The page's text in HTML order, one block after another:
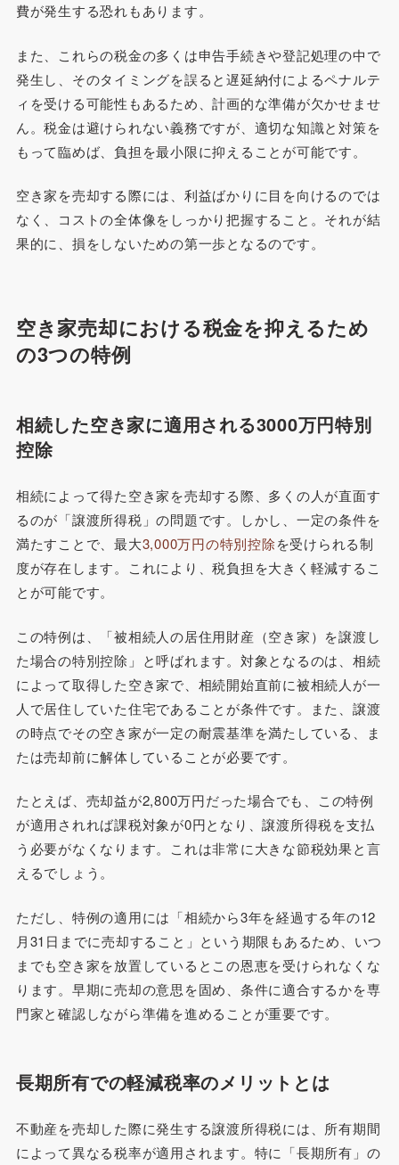
費が発生する恐れもあります。
また、これらの税金の多くは申告手続きや登記処理の中で
発生し、そのタイミングを誤ると遅延納付によるペナルテ
ィを受ける可能性もあるため、計画的な準備が欠かせませ
ん。税金は避けられない義務ですが、適切な知識と対策を
もって臨めば、負担を最小限に抑えることが可能です。
空き家を売却する際には、利益ばかりに目を向けるのでは
なく、コストの全体像をしっかり把握すること。それが結
果的に、損をしないための第一歩となるのです。
空き家売却における税金を抑えるため
の3つの特例
相続した空き家に適用される3000万円特別
控除
相続によって得た空き家を売却する際、多くの人が直面す
るのが「譲渡所得税」の問題です。しかし、一定の条件を
満たすことで、最大3,000万円の特別控除を受けられる制
度が存在します。これにより、税負担を大きく軽減するこ
とが可能です。
この特例は、「被相続人の居住用財産（空き家）を譲渡し
た場合の特別控除」と呼ばれます。対象となるのは、相続
によって取得した空き家で、相続開始直前に被相続人が一
人で居住していた住宅であることが条件です。また、譲渡
の時点でその空き家が一定の耐震基準を満たしている、ま
たは売却前に解体していることが必要です。
たとえば、売却益が2,800万円だった場合でも、この特例
が適用されれば課税対象が0円となり、譲渡所得税を支払
う必要がなくなります。これは非常に大きな節税効果と言
えるでしょう。
ただし、特例の適用には「相続から3年を経過する年の12
月31日までに売却すること」という期限もあるため、いつ
までも空き家を放置しているとこの恩恵を受けられなくな
ります。早期に売却の意思を固め、条件に適合するかを専
門家と確認しながら準備を進めることが重要です。
長期所有での軽減税率のメリットとは
不動産を売却した際に発生する譲渡所得税には、所有期間
によって異なる税率が適用されます。特に「長期所有」の